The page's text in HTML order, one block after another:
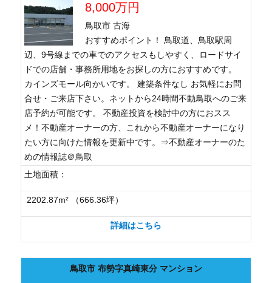
8,000万円
鳥取市 古海
おすすめポイント！ 鳥取道、鳥取駅周
辺、9号線までの車でのアクセスもしやすく、ロードサイ
ドでの店舗・事務所用地をお探しの方におすすめです。
カインズモール向かいです。 建築条件なし お気軽にお問
合せ・ご来店下さい。ネットから24時間不動鳥取へのご来
店予約が可能です。 不動産投資を検討中の方におスス
メ！不動産オーナーの方、これから不動産オーナーになり
たい方に向けた情報を更新中です。⇒不動産オーナーのた
めの情報誌＠鳥取
土地面積：
2202.87m² （666.36坪）
詳細はこちら
鳥取市 布勢字真崎東分 マンション